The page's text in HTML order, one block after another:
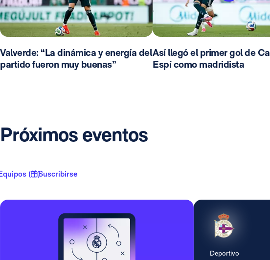
Valverde: “La dinámica y energía del
partido fueron muy buenas”
Así llegó el primer gol de
Espí como madridista
Próximos eventos
( 1 )Suscribirse
Deportivo